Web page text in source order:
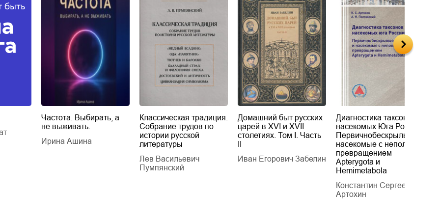
Частота. Выбирать, а
не выживать.
Ирина Ашина
Классическая традиция.
Собрание трудов по
истории русской
литературы
Лев Васильевич
Пумпянский
Домашний быт русских
царей в XVI и XVII
столетиях. Том I. Часть
Иван Егорович Забелин
Диагностика таксонов
насекомых Юга России.
Первичнобескрылые и
насекомые с неполным
превращением
Apterygota и
Hemimetabola
Константин Сергеевич
Артохин